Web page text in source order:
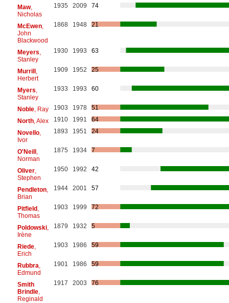
Maw,
Nicholas
1935 2009 74
McEwen,
John
Blackwood
1868 1948 21
Meyers
Stanley
1930 1993 63
Murrill,
Herbert
1909 1952 25
Myers
Stanley
1933 1993 60
Noble, Ray 1903 1978
51
North, Alex 1910 1991
64
Novello,
Ivor
1893 1951 24
O'Neill,
Norman
1875 1934 7
Oliver,
Stephen
1950 1992 42
Pendleton,
Brian
1944 2001 57
Pitfield,
Thomas
1903 1999 72
Poldowski,
Irène
1879 1932 5
Riede,
Erich
1903 1986 59
Rubbra
Edmund
1901 1986 59
Smith
Brindle,
Reginald
1917 2003 76